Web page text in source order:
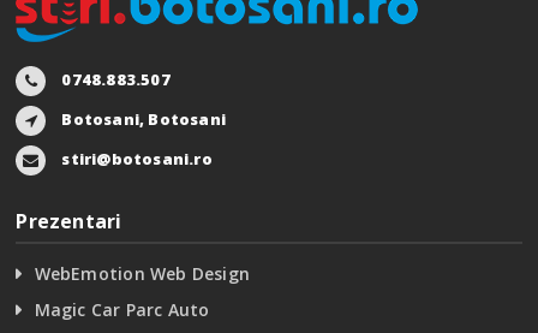
0748.883.507
Botosani, Botosani
stiri@botosani.ro
Prezentari
WebEmotion Web Design
Magic Car Parc Auto